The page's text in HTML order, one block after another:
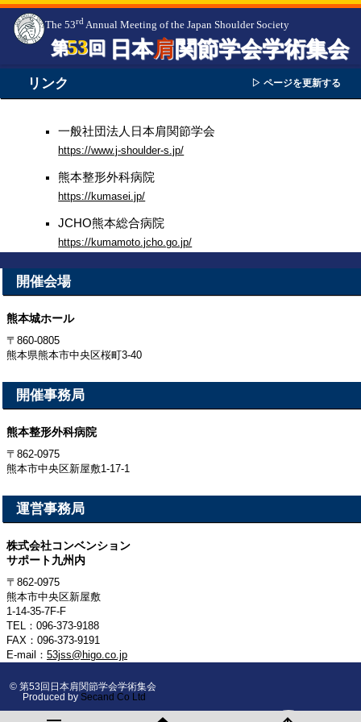
The 53rdAnnual Meeting of the Japan Shoulder Society
第53回 日本肩関節学会学術集会
リンク ▷ ページを更新する
一般社団法人日本肩関節学会
https://www.j-shoulder-s.jp/
熊本整形外科病院
https://kumasei.jp/
JCHO熊本総合病院
https://kumamoto.jcho.go.jp/
開催会場
熊本城ホール
〒860-0805
熊本県熊本市中央区桜町3-40
開催事務局
熊本整形外科病院
〒862-0975
熊本市中央区新屋敷1-17-1
運営事務局
株式会社コンベンション
サポート九州内
〒862-0975
熊本市中央区新屋敷
1-14-35-7F-F
TEL：096-373-9188
FAX：096-373-9191
E-mail： 53jss@higo.co.jp
© 第53回日本肩関節学会学術集会
Produced by Secand Co Ltd